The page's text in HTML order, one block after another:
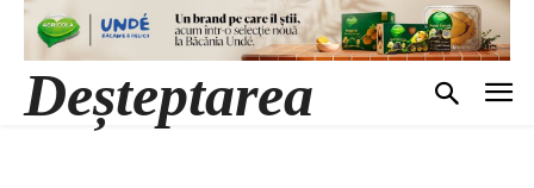
Deșteptarea